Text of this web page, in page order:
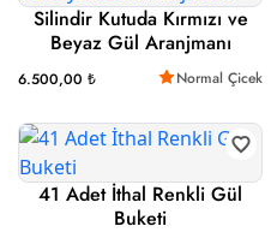
Silindir Kutuda Kırmızı ve
Beyaz Gül Aranjmanı
6.500,00 ₺ Normal Çicek
41 Adet İthal Renkli Gül
Buketi